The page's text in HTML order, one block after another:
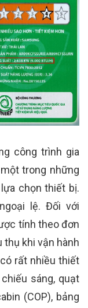
công trình gia
trong những
chọn thiết bị.
lệ. Đối với
tính theo đơn
khi vận hành
rất nhiều thiết
sáng, quạt
(COP), bảng